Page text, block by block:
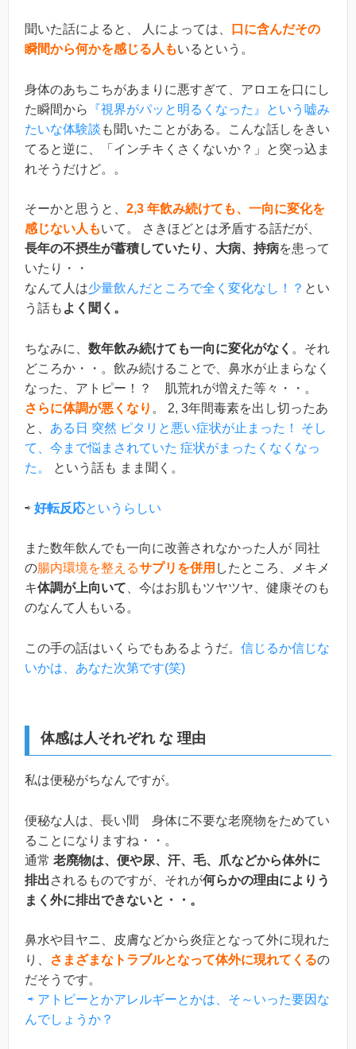
聞いた話によると、 人によっては、
口に含んだその
瞬間から何かを感じる人もいるという。
身体のあちこちがあまりに悪すぎて、アロエを口にし
た瞬間から
『視界がパッと明るくなった』という嘘み
たいな体験談 も聞いたことがある。こんな話しをきい
てると逆に、「インチキくさくないか？」と突っ込ま
れそうだけど。。
そーかと思うと、 2,3 年飲み続けても、一向に変化を
感じない人もいて。 さきほどとは矛盾する話だが、
長年の不摂生が蓄積していたり、大病、持病を患って
いたり・・
なんて人は少量飲んだところで全く変化なし！？ とい
う話も よく聞く。
ちなみに、 数年飲み続けても一向に変化がなく 。それ
どころか・・。飲み続けることで、鼻水が止まらなく
なった、アトピー！？ 肌荒れが増えた等々・・。
さらに体調が悪くなり 。 2, 3年間毒素を出し切ったあ
と、 ある日 突然 ピタリと悪い症状が止まった！ そし
て、今まで悩まされていた 症状がまったくなくなっ
た。
という話も まま聞く。
⇨ 好転反応というらしい
また数年飲んでも一向に改善されなかった人が 同社
の腸内環境を整えるサプリを併用 したところ、メキメ
キ体調が上向いて 、今はお肌もツヤツヤ、健康そのも
のなんて人もいる。
この手の話はいくらでもあるようだ。 信じるか信じな
いかは、あなた次第です(笑)
体感は人それぞれ な 理由
私は便秘がちなんですが。
便秘な人は、長い間 身体に不要な老廃物をためてい
ることになりますね・・。
通常 老廃物は、便や尿、汗、毛、爪などから体外に
排出されるものですが、それが何らかの理由によりう
まく外に排出できないと・・。
鼻水や目ヤニ、皮膚などから炎症となって外に現れた
り、
さまざまなトラブルとなって体外に現れてくるの
だそうです。
⇨ アトピーとかアレルギーとかは、そ～いった要因な
んでしょうか？